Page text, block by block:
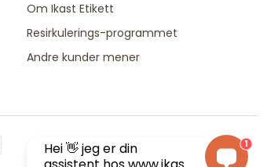
Om Ikast Etikett
Resirkulerings-programmet
Andre kunder mener
Hei 👋 jeg er din
1